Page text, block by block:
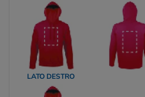
LATO DESTRO